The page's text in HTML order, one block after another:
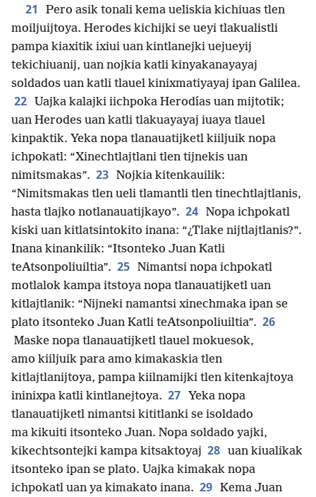
21
Pero asik tonali kema ueliskia kichiuas tlen
moiljuijtoya. Herodes kichijki se ueyi tlakualistli
pampa kiaxitik ixiui uan kintlanejki uejueyij
tekichiuanij, uan nojkia katli kinyakanayayaj
soldados uan katli tlauel kinixmatiyayaj ipan Galilea.
22
Uajka kalajki iichpoka Herodías uan mijtotik;
uan Herodes uan katli tlakuayayaj iuaya tlauel
kinpaktik. Yeka nopa tlanauatijketl kiiljuik nopa
ichpokatl: “Xinechtlajtlani tlen tijnekis uan
nimitsmakas”. 23 Nojkia kitenkauilik:
“Nimitsmakas tlen ueli tlamantli tlen tinechtlajtlanis,
hasta tlajko notlanauatijkayo”. 24 Nopa ichpokatl
kiski uan kitlatsintokito inana: “¿Tlake nijtlajtlanis?”.
Inana kinankilik: “Itsonteko Juan Katli
teAtsonpoliuiltia”. 25 Nimantsi nopa ichpokatl
motlalok kampa itstoya nopa tlanauatijketl uan
kitlajtlanik: “Nijneki namantsi xinechmaka ipan se
plato itsonteko Juan Katli teAtsonpoliuiltia”. 26
Maske nopa tlanauatijketl tlauel mokuesok,
amo kiiljuik para amo kimakaskia tlen
kitlajtlanijtoya, pampa kiilnamijki tlen kitenkajtoya
ininixpa katli kintlanejtoya. 27
Yeka nopa
tlanauatijketl nimantsi kititlanki se isoldado
ma kikuiti itsonteko Juan. Nopa soldado yajki,
kikechtsontejki kampa kitsaktoyaj 28 uan kiualikak
itsonteko ipan se plato. Uajka kimakak nopa
ichpokatl uan ya kimakato inana. 29 Kema Juan